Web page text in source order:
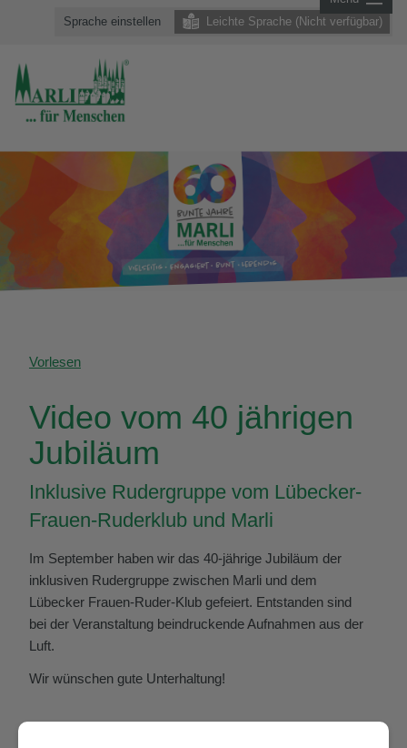
Sprache einstellen Leichte Sprache (Nicht verfügbar)
Vorlesen
Video vom 40 jährigen
Jubiläum
Inklusive Rudergruppe vom Lübecker-
Frauen-Ruderklub und Marli
Im September haben wir das 40-jährige Jubiläum der
inklusiven Rudergruppe zwischen Marli und dem
Lübecker Frauen-Ruder-Klub gefeiert. Entstanden sind
bei der Veranstaltung beindruckende Aufnahmen aus der
Luft.
Wir wünschen gute Unterhaltung!